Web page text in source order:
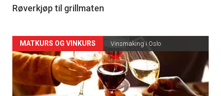
4
Røverkjøp til grillmaten
Forsiden
akkurat
nå
MATKURS OG VINKURS Vinsmaking i Oslo